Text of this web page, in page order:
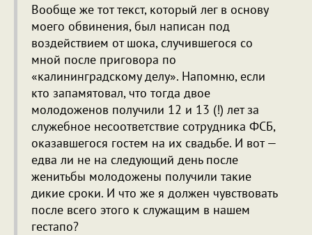
Вообще же тот текст, который лег в основу
моего обвинения, был написан под
воздействием от шока, случившегося со
мной после приговора по
«калининградскому делу». Напомню, если
кто запамятовал, что тогда двое
молодоженов получили 12 и 13 (!) лет за
служебное несоответствие сотрудника ФСБ,
оказавшегося гостем на их свадьбе. И вот —
едва ли не на следующий день после
женитьбы молодожены получили такие
дикие сроки. И что же я должен чувствовать
после всего этого к служащим в нашем
гестапо?